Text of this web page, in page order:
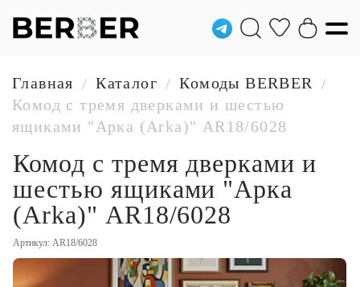
Главная / Каталог / Комоды BERBER /
Комод с тремя дверками и шестью
ящиками "Арка (Arka)" AR18/6028
Комод с тремя дверками и
шестью ящиками "Арка
(Arka)" AR18/6028
Артикул: AR18/6028